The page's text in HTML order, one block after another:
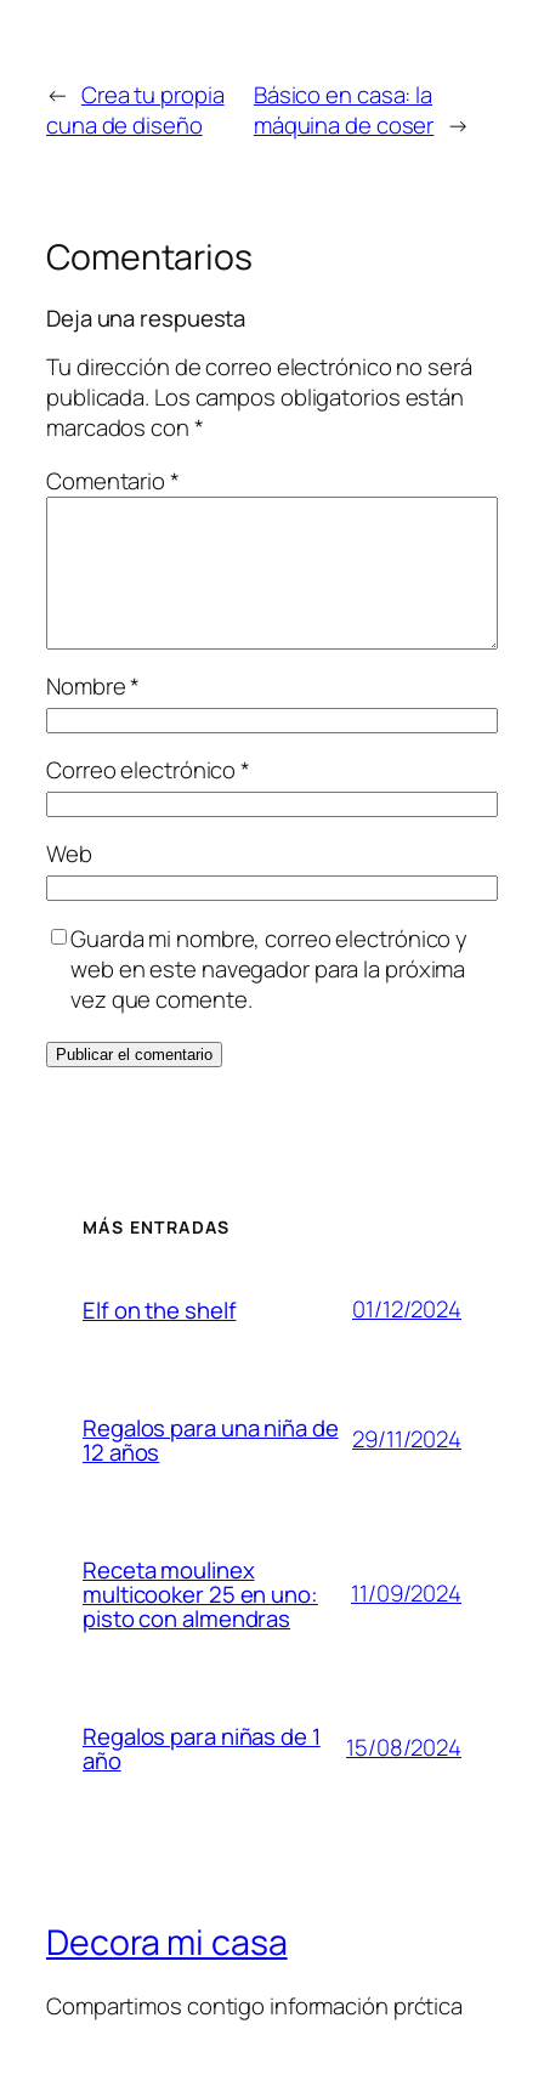
← Crea tu propia
cuna de diseño
Básico en casa: la
máquina de coser →
Comentarios
Deja una respuesta
Tu dirección de correo electrónico no será
publicada. Los campos obligatorios están
marcados con*
Comentario*
Nombre*
Correo electrónico*
Web
Guarda mi nombre, correo electrónico y
web en este navegador para la próxima
vez que comente.
MÁS ENTRADAS
Elf on the shelf 01/12/2024
Regalos para una niña de
12 años 29/11/2024
Receta moulinex
multicooker 25 en uno:
pisto con almendras
11/09/2024
Regalos para niñas de 1
año 15/08/2024
Decora mi casa
Compartimos contigo información prćtica